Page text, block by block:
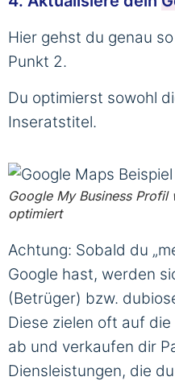
Hier gehst du genau
Punkt 2.
Du optimierst sowohl
Inseratstitel.
Google My Business
optimiert
Achtung: Sobald du
Google hast, werden
(Betrüger) bzw.
Diese zielen oft auf
ab und verkaufen dir
Diensleistungen, die